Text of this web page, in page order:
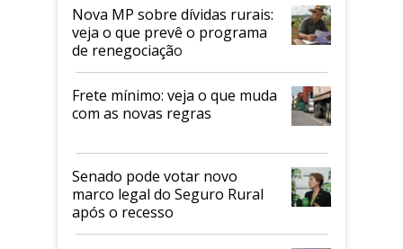
Nova MP sobre dívidas rurais:
veja o que prevê o programa
de renegociação
Frete mínimo: veja o que muda
com as novas regras
Senado pode votar novo
marco legal do Seguro Rural
após o recesso